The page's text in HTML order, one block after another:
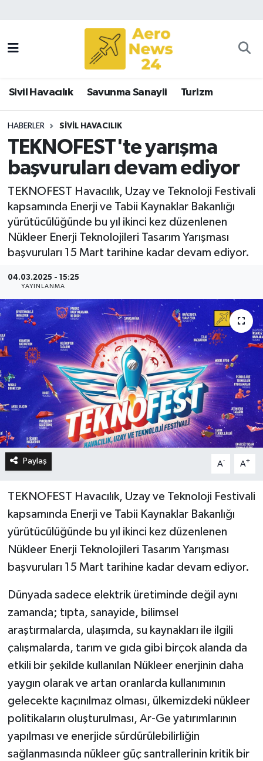
Sivil Havacılık Savunma Sanayii Turizm
HABERLER SIVIL HAVACILIK
TEKNOFEST'te yarışma
başvuruları devam ediyor
TEKNOFEST Havacılık, Uzay ve Teknoloji Festivali
kapsamında Enerji ve Tabii Kaynaklar Bakanlığı
yürütücülüğünde bu yıl ikinci kez düzenlenen
Nükleer Enerji Teknolojileri Tasarım Yarışması
başvuruları 15 Mart tarihine kadar devam ediyor.
04.03.2025 - 15:25
YAYINLANMA
Paylaş A- A+
TEKNOFEST Havacılık, Uzay ve Teknoloji Festivali
kapsamında Enerji ve Tabii Kaynaklar Bakanlığı
yürütücülüğünde bu yıl ikinci kez düzenlenen
Nükleer Enerji Teknolojileri Tasarım Yarışması
başvuruları 15 Mart tarihine kadar devam ediyor.
Dünyada sadece elektrik üretiminde değil aynı
zamanda; tıpta, sanayide, bilimsel
araştırmalarda, ulaşımda, su kaynakları ile ilgili
çalışmalarda, tarım ve gıda gibi birçok alanda da
etkili bir şekilde kullanılan Nükleer enerjinin daha
yaygın olarak ve artan oranlarda kullanımının
gelecekte kaçınılmaz olması, ülkemizdeki nükleer
politikaların oluşturulması, Ar-Ge yatırımlarının
yapılması ve enerjide sürdürülebilirliğin
sağlanmasında nükleer güç santrallerinin kritik bir